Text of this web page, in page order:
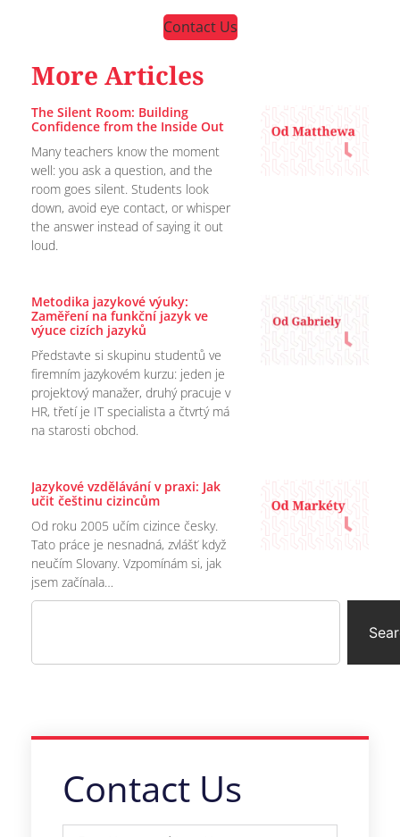
Contact Us
More Articles
The Silent Room: Building
Confidence from the Inside Out
Many teachers know the moment
well: you ask a question, and the
room goes silent. Students look
down, avoid eye contact, or whisper
the answer instead of saying it out
loud.
Metodika jazykové výuky:
Zaměření na funkční jazyk ve
výuce cizích jazyků
Představte si skupinu studentů ve
firemním jazykovém kurzu: jeden je
projektový manažer, druhý pracuje v
HR, třetí je IT specialista a čtvrtý má
na starosti obchod.
Jazykové vzdělávání v praxi: Jak
učit češtinu cizincům
Od roku 2005 učím cizince česky.
Tato práce je nesnadná, zvlášť když
neučím Slovany. Vzpomínám si, jak
jsem začínala…
Contact Us